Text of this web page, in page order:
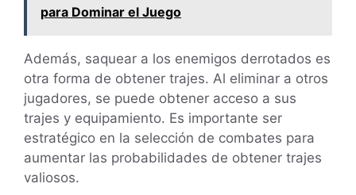
para Dominar el Juego
Además, saquear a los enemigos derrotados es
otra forma de obtener trajes. Al eliminar a otros
jugadores, se puede obtener acceso a sus
trajes y equipamiento. Es importante ser
estratégico en la selección de combates para
aumentar las probabilidades de obtener trajes
valiosos.